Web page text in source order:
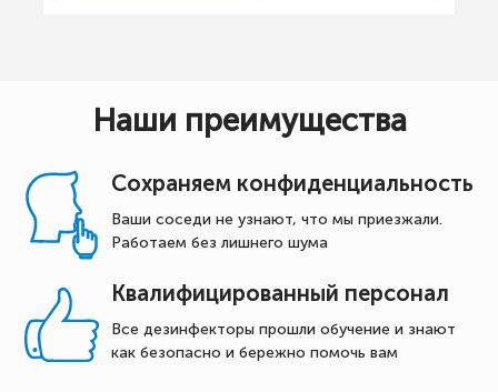
Наши преимущества
Сохраняем конфиденциальность
Ваши соседи не узнают, что мы приезжали.
Работаем без лишнего шума
Квалифицированный персонал
Все дезинфекторы прошли обучение и знают
как безопасно и бережно помочь вам